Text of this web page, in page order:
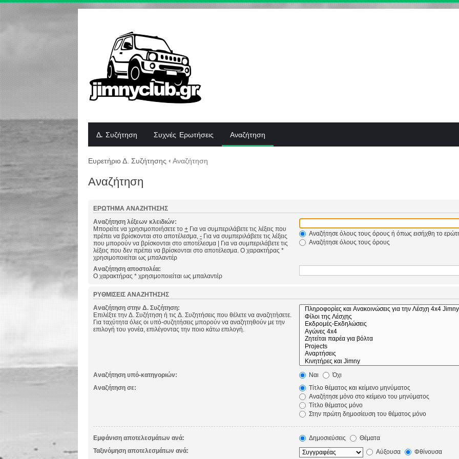
Δ. Συζήτηση Συχνές Ερωτήσεις Αναζήτηση
Ευρετήριο Δ. Συζήτησης ‹ Αναζήτηση
Αναζήτηση
ΕΡΏΤΗΜΑ ΑΝΑΖΉΤΗΣΗΣ
Αναζήτηση λέξεων κλειδιών:
Μπορείτε να χρησιμοποιήσετε το + Για να συμπεριλάβετε τις λέξεις που
πρέπει να βρίσκονται στο αποτέλεσμα, - Για να συμπεριλάβετε τις λέξεις
που μπορούν να βρίσκονται στο αποτέλεσμα | Για να συμπεριλάβετε τις
λέξεις που δεν πρέπει να βρίσκονται στο αποτέλεσμα. Ο χαρακτήρας *
χρησιμοποιείται ως μπαλαντέρ
Αναζήτησε όλους τους όρους ή όπως εισήχθη το
Αναζήτησε όλους τους όρους
Αναζήτηση αποστολέα:
Ο χαρακτήρας * χρησιμοποιείται ως μπαλαντέρ
ΡΥΘΜΊΣΕΙΣ ΑΝΑΖΉΤΗΣΗΣ
Αναζήτηση στην Δ. Συζήτηση:
Επιλέξτε την Δ. Συζήτηση ή τις Δ. Συζητήσεις που θέλετε να αναζητήσετε.
Για ταχύτητα όλες οι υπό-συζητήσεις μπορούν να αναζητηθούν με την
επιλογή του γονέα, επιλέγοντας την ποιο κάτω επιλογή.
Αναζήτηση υπό-κατηγοριών: Ναι
Όχι
Αναζήτηση σε:
Τίτλο θέματος και κείμενο μηνύματος
Αναζήτησε μόνο στο κείμενο του μηνύματος
Τίτλο θέματος μόνο
Στην πρώτη δημοσίευση του θέματος μόνο
Εμφάνιση αποτελεσμάτων ανά: Δημοσιεύσεις
Θέματα
Ταξινόμηση αποτελεσμάτων ανά:
Αύξουσα Φθίνουσα